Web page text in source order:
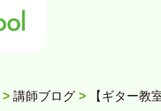
> 講師ブログ > 【ギター